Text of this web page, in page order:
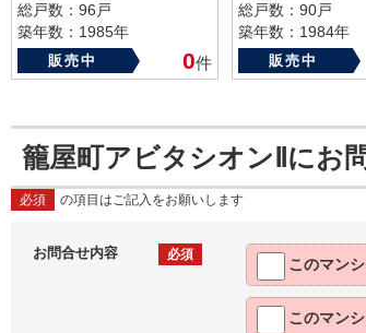
総戸数：96戸
築年数：1985年
販売中 0件
総戸数：90戸
築年数：1984年
販売中
籠屋町アビタシオンⅡにお
必須 の項目はご記入をお願いします
お問合せ内容 必須
このマン
このマン